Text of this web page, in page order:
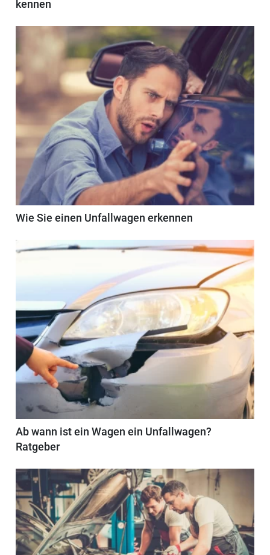
kennen
Wie Sie einen Unfallwagen erkennen
Ab wann ist ein Wagen ein Unfallwagen?
Ratgeber